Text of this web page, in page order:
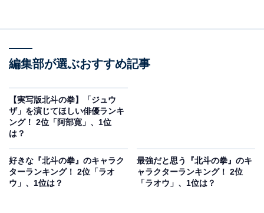
され、同年にドラマ『レガッタ』（テレビ朝日）で俳優
デビュー。翌2007年には『椿三十郎』で映画にも初出演
した『俺物語‼』など、俳優としてさまざまな作風に挑戦
し、『孤狼の血 LEVEL2』では、日本アカデミー賞の最
優秀助演男優賞を獲得。日本人キャストでケンシロウの
依頼がきても、漫画顔負けの体作りから挑んできそうで
すね。
編集部が選ぶおすすめ記事
【実写版北斗の拳】「ジュウ
ザ」を演じてほしい俳優ランキ
ング！ 2位「阿部寛」、1位
は？
好きな『北斗の拳』のキャラク
ターランキング！ 2位「ラオ
ウ」、1位は？
最強だと思う『北斗の拳』のキ
ャラクターランキング！ 2位
「ラオウ」、1位は？